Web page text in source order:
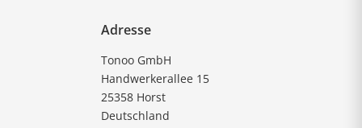
Adresse
Tonoo GmbH
Handwerkerallee 15
25358 Horst
Deutschland